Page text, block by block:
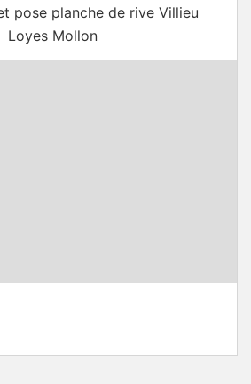
pose planche de rive Villieu
Loyes Mollon